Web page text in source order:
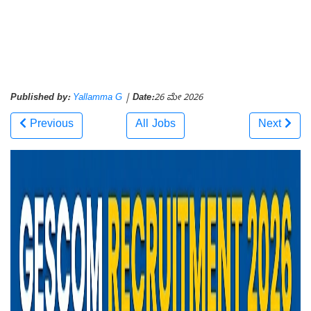
Published by: Yallamma G | Date:26 ಮೇ 2026
Previous All Jobs Next